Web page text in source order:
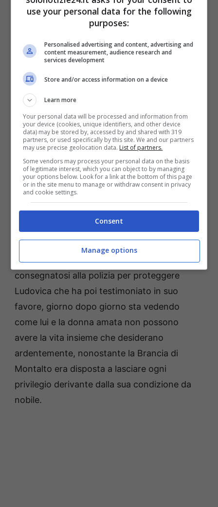
A rendere tutto molto più complicato anche
la nuova decisione presa daLudovica
Brancia di Montalto, riguardante il proprio
lavoro e che il fidanzato non accoglierà nel
migliore dei modi. Un evento che, in un certo
qual modo,
suo mondo e quello della donna amata
rimarranno su due livelli differenti .
Marcello lascia
definitivamente Ludovica
Le nuove anticipazioni deIl Paradiso delle
Signore
coppia formata da
giovane cameriere, rimasto in Italia e
consegnatosi alla polizia per proteggere
Ludovica che ha poi testimoniato in suo
favore, giorno dopo giorno sta vedendo
come lui e la donna amata non possono
avere la vita insieme che desiderano
ardentemente, nonostante la Brancia di
Montalto era disposta a lasciare ogni
privilegio derivante dalla sua condizione da
nobile.
use your personal data for the following
purposes:
Personalised advertising and content, advertising and
content measurement, audience research and
services development
Store and/or access information on a device
Learn more
Your personal data will be processed and information from
your device (cookies, unique identifiers, and other device
data) may be stored by, accessed by and shared with 319
partners, or used specifically by this site. We and our partners
may use precise geolocation data. List of partners.
Some vendors may process your personal data on the basis
of legitimate interest, which you can object to by managing
your options below. Look for a link at the bottom of this page
or in the site menu to manage or withdraw consent in privacy
and cookie settings.
Consent
Manage options